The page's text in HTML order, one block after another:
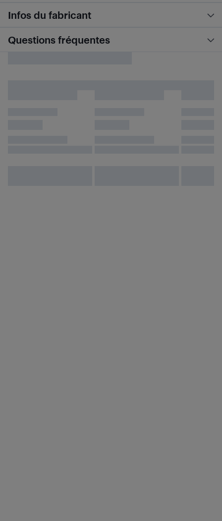
Infos du fabricant
Questions fréquentes